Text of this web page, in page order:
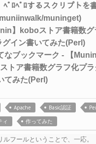
】koboストア書籍数グ
グイン書いてみた(Perl)
Apache Basic認証
ィ
作ってみた
ルフールということで、一応。